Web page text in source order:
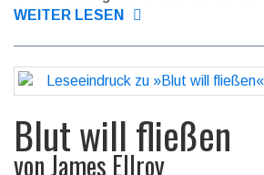
WEITER LESEN
Blut will fließen
vonJames Ellroy